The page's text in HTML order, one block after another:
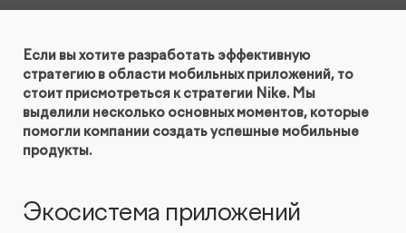
UX-тестирование интернет-магазинов, сайтов
и приложений с респондентами
Глубинные интервью с аудиторией
Правовой аудит сайта
ПРЕДЛОЖЕНИЕ ДЛЯ
СЛОВАРЬ ТЕРМИНОВ
РЕФЕРАЛЬНАЯ ПРОГРАММА
Если вы хотите разработать эффективную
стратегию в области мобильных приложений, то
стоит присмотреться к стратегии Nike. Мы
выделили несколько основных моментов, которые
помогли компании создать успешные мобильные
продукты.
Экосистема приложений